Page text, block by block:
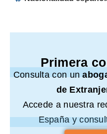
Primera
Consulta con un
de
Accede a nuestra
España y